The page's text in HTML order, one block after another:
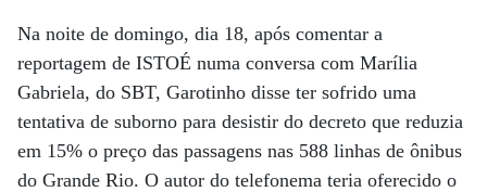
Na noite de domingo, dia 18, após comentar a
reportagem de ISTOÉ numa conversa com Marília
Gabriela, do SBT, Garotinho disse ter sofrido uma
tentativa de suborno para desistir do decreto que reduzia
em 15% o preço das passagens nas 588 linhas de ônibus
do Grande Rio. O autor do telefonema teria oferecido o